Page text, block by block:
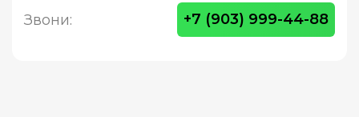
Звони: +7 (903) 999-44-88